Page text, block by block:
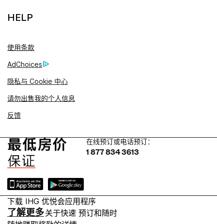
HELP
使用条款
AdChoices
隐私与 Cookie 中心
请勿出售我的个人信息
反馈
在线预订或电话预订：
1 877 834 3613
下载 IHG 优悦会应用程序
了解更多关于快速 预订和随时